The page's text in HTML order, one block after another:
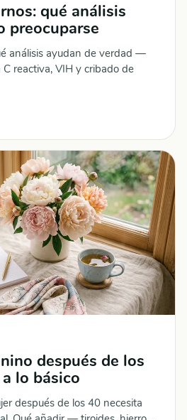
qué análisis
preocuparse
análisis ayudan de verdad —
reactiva, VIH y cribado de
después de los
lo básico
después de los 40 necesita